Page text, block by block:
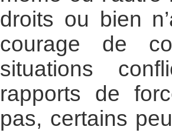
droits ou bien
courage de
situations
rapports de
pas, certains